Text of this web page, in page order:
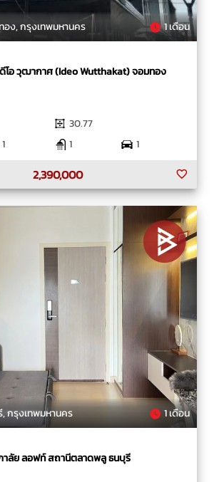
อง, กรุงเทพมหานคร 1 เดือน
โอ วุฒากาศ (Ideo Wutthakat) จอมทอง
30.77
1 1
1
2,390,000
กรุงเทพมหานคร 1 เดือน
าลัย ลอฟท์ สถานีตลาดพลู ธนบุรี